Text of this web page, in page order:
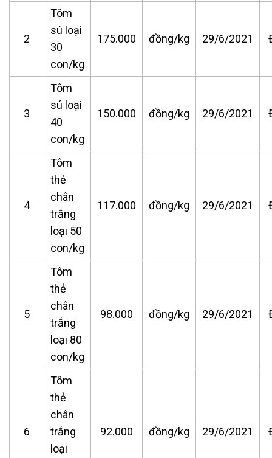
2
Tôm
sú loại
30
con/kg
175.000 đồng/kg 29/6/2021
3
Tôm
sú loại
40
con/kg
150.000 đồng/kg 29/6/2021
4
Tôm
thẻ
chân
trắng
loại 50
con/kg
117.000 đồng/kg 29/6/2021
5
Tôm
thẻ
chân
trắng
loại 80
con/kg
98.000 đồng/kg 29/6/2021
6
Tôm
thẻ
chân
trắng
loại
92.000 đồng/kg 29/6/2021